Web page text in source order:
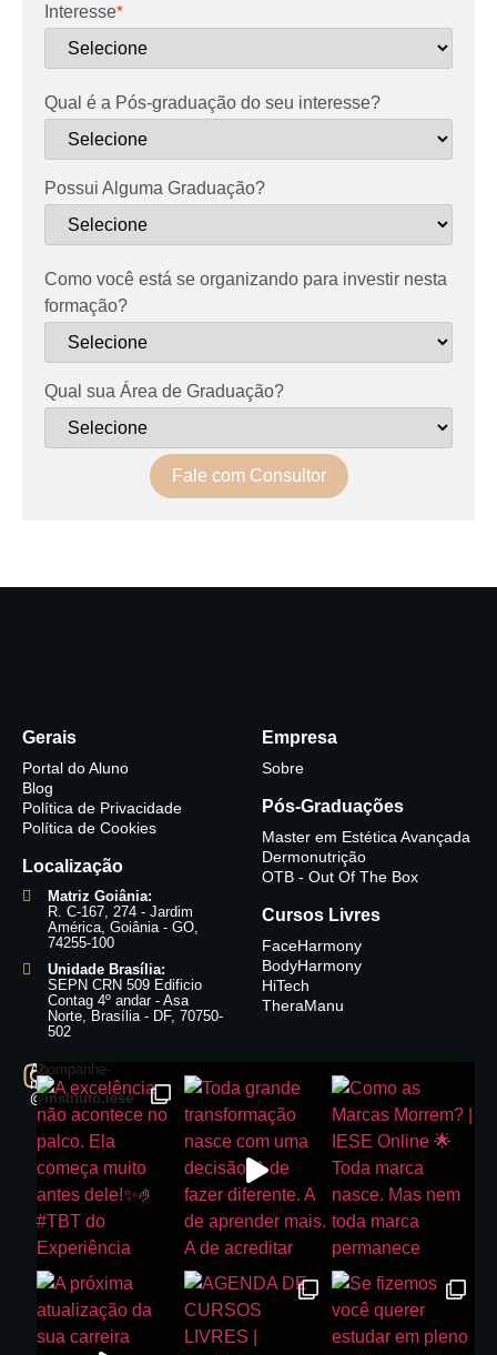
Interesse*
Qual é a Pós-graduação do seu interesse?
Possui Alguma Graduação?
Como você está se organizando para investir nesta
formação?
Qual sua Área de Graduação?
Fale com Consultor
Gerais
Portal do Aluno
Blog
Política de Privacidade
Política de Cookies
Localização
Matriz Goiânia:
R. C-167, 274 - Jardim
América, Goiânia - GO,
74255-100
Unidade Brasília:
SEPN CRN 509 Edificio
Contag 4º andar - Asa
Norte, Brasília - DF, 70750-
502
Empresa
Sobre
Pós-Graduações
Master em Estética Avançada
Dermonutrição
OTB - Out Of The Box
Cursos Livres
FaceHarmony
BodyHarmony
HiTech
TheraManu
Acompanhe-
nos:
@instituto.iese